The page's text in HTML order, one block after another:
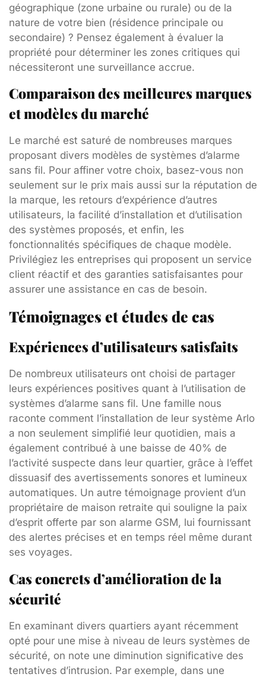
géographique (zone urbaine ou rurale) ou de la
nature de votre bien (résidence principale ou
secondaire) ? Pensez également à évaluer la
propriété pour déterminer les zones critiques qui
nécessiteront une surveillance accrue.
Comparaison des meilleures marques
et modèles du marché
Le marché est saturé de nombreuses marques
proposant divers modèles de systèmes d’alarme
sans fil. Pour affiner votre choix, basez-vous non
seulement sur le prix mais aussi sur la réputation de
la marque, les retours d’expérience d’autres
utilisateurs, la facilité d’installation et d’utilisation
des systèmes proposés, et enfin, les
fonctionnalités spécifiques de chaque modèle.
Privilégiez les entreprises qui proposent un service
client réactif et des garanties satisfaisantes pour
assurer une assistance en cas de besoin.
Témoignages et études de cas
Expériences d’utilisateurs satisfaits
De nombreux utilisateurs ont choisi de partager
leurs expériences positives quant à l’utilisation de
systèmes d’alarme sans fil. Une famille nous
raconte comment l’installation de leur système Arlo
a non seulement simplifié leur quotidien, mais a
également contribué à une baisse de 40% de
l’activité suspecte dans leur quartier, grâce à l’effet
dissuasif des avertissements sonores et lumineux
automatiques. Un autre témoignage provient d’un
propriétaire de maison retraite qui souligne la paix
d’esprit offerte par son alarme GSM, lui fournissant
des alertes précises et en temps réel même durant
ses voyages.
Cas concrets d’amélioration de la
sécurité
En examinant divers quartiers ayant récemment
opté pour une mise à niveau de leurs systèmes de
sécurité, on note une diminution significative des
tentatives d’intrusion. Par exemple, dans une